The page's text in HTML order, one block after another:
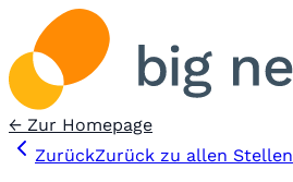
← Zur Homepage
ZurückZurück zu allen Stellen